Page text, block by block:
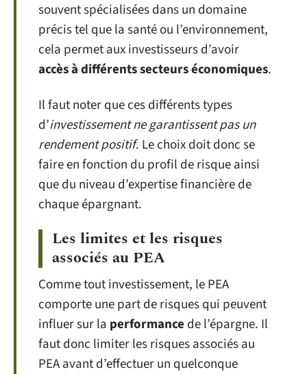
souvent spécialisées dans un domaine
précis tel que la santé ou l’environnement,
cela permet aux investisseurs d’avoir
accès à différents secteurs économiques.
Il faut noter que ces différents types
d’investissement ne garantissent pas un
rendement positif. Le choix doit donc se
faire en fonction du profil de risque ainsi
que du niveau d’expertise financière de
chaque épargnant.
Les limites et les risques
associés au PEA
Comme tout investissement, le PEA
comporte une part de risques qui peuvent
influer sur la performance de l’épargne. Il
faut donc limiter les risques associés au
PEA avant d’effectuer un quelconque